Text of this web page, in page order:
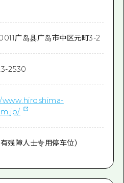
广岛县广岛市中区元町3-2
2530
残障人士专用停车位）